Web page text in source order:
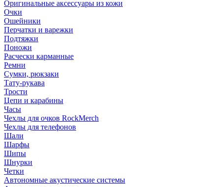
Оригинальные аксессуары из кожи
Очки
Ошейники
Перчатки и варежки
Подтяжки
Поножи
Расчески карманные
Ремни
Сумки, рюкзаки
Тату-рукава
Трости
Цепи и карабины
Часы
Чехлы для очков RockMerch
Чехлы для телефонов
Шали
Шарфы
Шипы
Шнурки
Четки
Автономные акустические системы